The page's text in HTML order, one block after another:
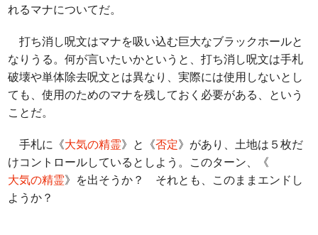
れるマナについてだ。
打ち消し呪文はマナを吸い込む巨大なブラックホールと
なりうる。何が言いたいかというと、打ち消し呪文は手札
破壊や単体除去呪文とは異なり、実際には使用しないとし
ても、使用のためのマナを残しておく必要がある、という
ことだ。
手札に《大気の精霊》と《否定》があり、土地は５枚だ
けコントロールしているとしよう。このターン、《
大気の精霊》を出そうか？ それとも、このままエンドし
ようか？